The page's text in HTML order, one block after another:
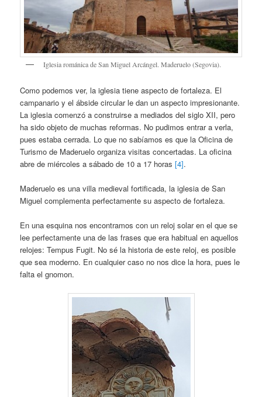
Iglesia románica de San Miguel Arcángel. Maderuelo (Segovia).
Como podemos ver, la iglesia tiene aspecto de fortaleza. El
campanario y el ábside circular le dan un aspecto impresionante.
La iglesia comenzó a construirse a mediados del siglo XII, pero
ha sido objeto de muchas reformas. No pudimos entrar a verla,
pues estaba cerrada. Lo que no sabíamos es que la Oficina de
Turismo de Maderuelo organiza visitas concertadas. La oficina
abre de miércoles a sábado de 10 a 17 horas [4].
Maderuelo es una villa medieval fortificada, la iglesia de San
Miguel complementa perfectamente su aspecto de fortaleza.
En una esquina nos encontramos con un reloj solar en el que se
lee perfectamente una de las frases que era habitual en aquellos
relojes: Tempus Fugit. No sé la historia de este reloj, es posible
que sea moderno. En cualquier caso no nos dice la hora, pues le
falta el gnomon.